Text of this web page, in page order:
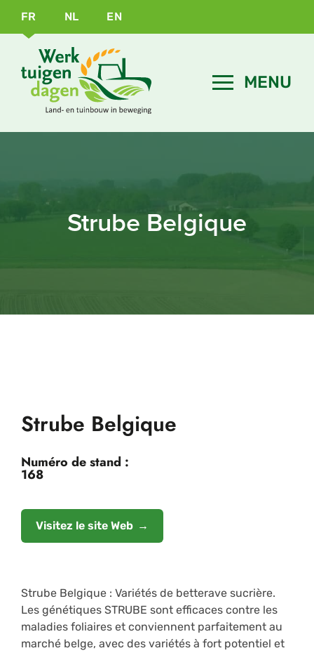
FR NL EN
Strube Belgique
Strube Belgique
Numéro de stand :
168
Visitez le site Web
Strube Belgique : Variétés de betterave sucrière.
Les génétiques STRUBE sont efficaces contre les
maladies foliaires et conviennent parfaitement au
marché belge, avec des variétés à fort potentiel et